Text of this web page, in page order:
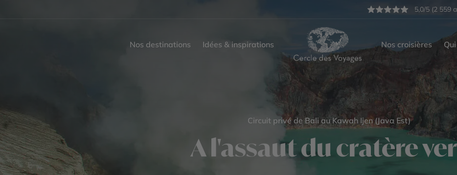
5,0/5 (2 559
Nos destinations Idées & inspirations Nos croisières
Circuit privé de Bali au Kawah Ijen (Java Est)
A l'assaut du cratère